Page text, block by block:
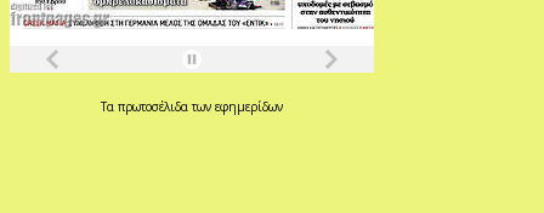
Τα πρωτοσέλιδατων εφημερίδων